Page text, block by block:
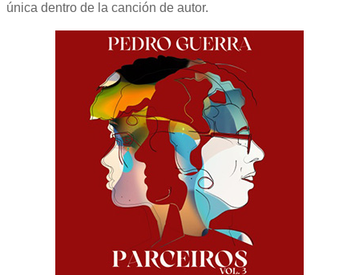
única dentro de la canción de autor.